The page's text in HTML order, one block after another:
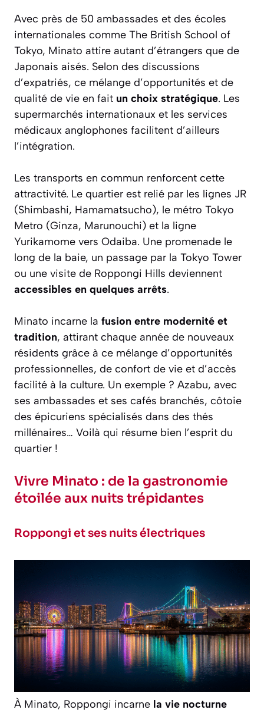
Avec près de 50 ambassades et des écoles
internationales comme The British School of
Tokyo, Minato attire autant d’étrangers que de
Japonais aisés. Selon des discussions
d’expatriés, ce mélange d’opportunités et de
qualité de vie en fait un choix stratégique. Les
supermarchés internationaux et les services
médicaux anglophones facilitent d’ailleurs
l’intégration.
Les transports en commun renforcent cette
attractivité. Le quartier est relié par les lignes JR
(Shimbashi, Hamamatsucho), le métro Tokyo
Metro (Ginza, Marunouchi) et la ligne
Yurikamome vers Odaiba. Une promenade le
long de la baie, un passage par la Tokyo Tower
ou une visite de Roppongi Hills deviennent
accessibles en quelques arrêts.
Minato incarne la fusion entre modernité et
tradition, attirant chaque année de nouveaux
résidents grâce à ce mélange d’opportunités
professionnelles, de confort de vie et d’accès
facilité à la culture. Un exemple ? Azabu, avec
ses ambassades et ses cafés branchés, côtoie
des épicuriens spécialisés dans des thés
millénaires… Voilà qui résume bien l’esprit du
quartier !
Vivre Minato : de la gastronomie
étoilée aux nuits trépidantes
Roppongi et ses nuits électriques
À Minato, Roppongi incarne la vie nocturne